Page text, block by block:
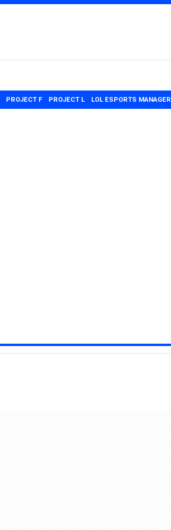
PROJECT F PROJECT L LOL ESPORTS MANAGER